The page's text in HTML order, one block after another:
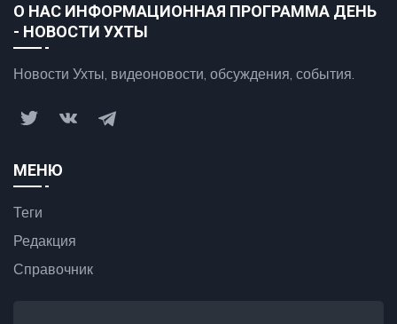
О НАС ИНФОРМАЦИОННАЯ ПРОГРАММА ДЕНЬ
- НОВОСТИ УХТЫ
Новости Ухты, видеоновости, обсуждения, события.
МЕНЮ
Теги
Редакция
Справочник